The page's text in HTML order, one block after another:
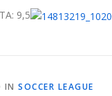
9,5
IN SOCCER LEAGUE